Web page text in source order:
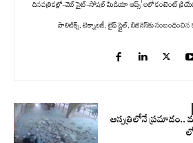
దినపత్రికల్లో-వెబ్ సైట్-సోషల్ మీడియా ఆప్స్' లలో కంటెంట్
పాలిటిక్స్‌, టెక్నాలజీ, లైఫ్‌ స్టైల్‌, బిజినెస్‌కు
ఆస్పత్రిలోనే ప్రమాదం..